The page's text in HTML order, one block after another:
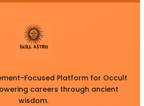
Focused Platform for Occult
careers through ancient
wisdom.